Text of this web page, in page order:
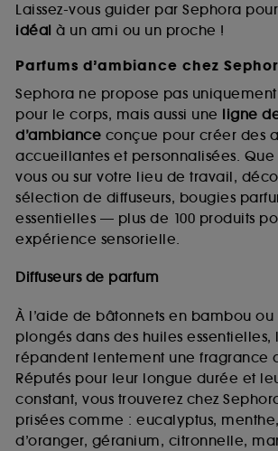
Laissez-vous guider par Sephora
idéal à un ami ou un proche !
Parfums d’ambiance chez
Sephora ne propose pas
pour le corps, mais aussi une ligne
d’ambiance conçue pour créer des
accueillantes et personnalisées. Que
vous ou sur votre lieu de travail,
sélection de diffuseurs, bougies
essentielles — plus de 100 produits
expérience sensorielle.
Diffuseurs de parfum
À l’aide de bâtonnets en bambou ou
plongés dans des huiles essentielles,
répandent lentement une fragrance
Réputés pour leur longue durée et
constant, vous trouverez chez
prisées comme : eucalyptus,
d’oranger, géranium, citronnelle,